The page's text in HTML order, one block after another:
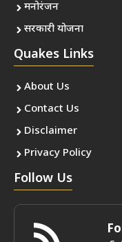
मनोरंजन
सरकारी योजना
Quakes Links
About Us
Contact Us
Disclaimer
Privacy Policy
Follow Us